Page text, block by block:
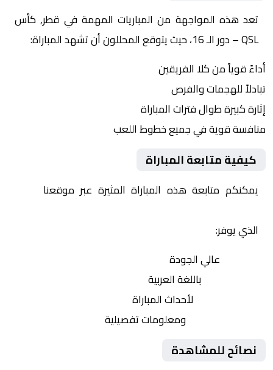
تعد هذه المواجهة من المباريات المهمة في قطر, كأس
QSL – دور الـ 16، حيث يتوقع المحللون أن تشهد المباراة:
أداءً قوياً من كلا الفريقين
تبادلاً للهجمات والفرص
إثارة كبيرة طوال فترات المباراة
منافسة قوية في جميع خطوط اللعب
كيفية متابعة المباراة
يمكنكم متابعة هذه المباراة المثيرة عبر موقعنا
الذي يوفر:
عالي الجودة
باللغة العربية
لأحداث المباراة
ومعلومات تفصيلية
نصائح للمشاهدة